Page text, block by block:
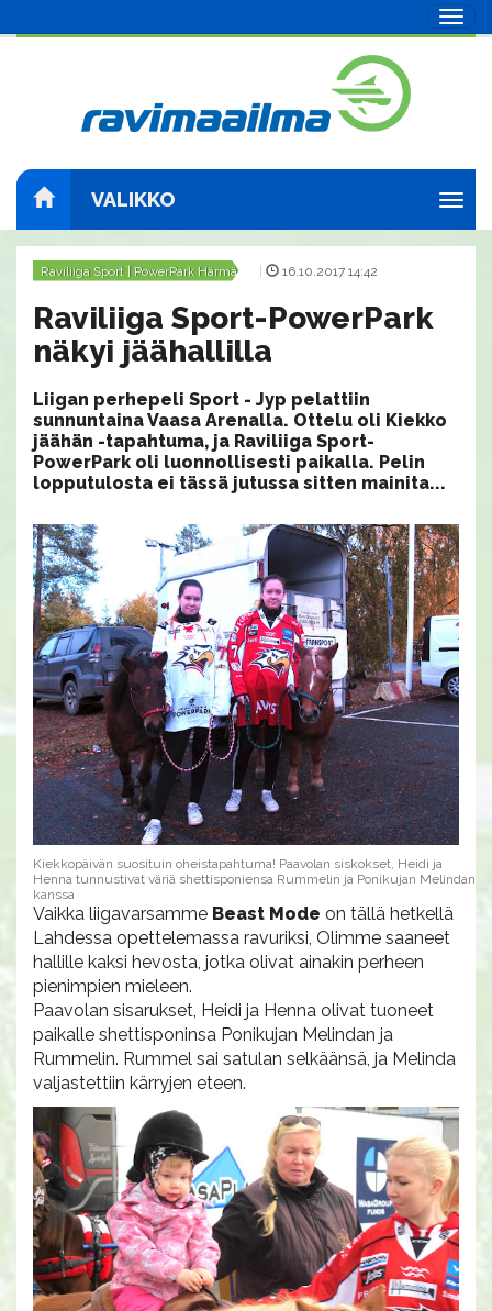
VALIKKO
Raviliiga Sport | PowerPark Härmä | 16.10.2017 14:42
Raviliiga Sport-PowerPark
näkyi jäähallilla
Liigan perhepeli Sport - Jyp pelattiin
sunnuntaina Vaasa Arenalla. Ottelu oli Kiekko
jäähän -tapahtuma, ja Raviliiga Sport-
PowerPark oli luonnollisesti paikalla. Pelin
lopputulosta ei tässä jutussa sitten mainita...
Kiekkopäivän suosituin oheistapahtuma! Paavolan siskokset, Heidi ja
Henna tunnustivat väriä shettisponiensa Rummelin ja Ponikujan Melindan
kanssa
Vaikka liigavarsamme Beast Mode on tällä hetkellä
Lahdessa opettelemassa ravuriksi, Olimme saaneet
hallille kaksi hevosta, jotka olivat ainakin perheen
pienimpien mieleen.
Paavolan sisarukset, Heidi ja Henna olivat tuoneet
paikalle shettisponinsa Ponikujan Melindan ja
Rummelin. Rummel sai satulan selkäänsä, ja Melinda
valjastettiin kärryjen eteen.